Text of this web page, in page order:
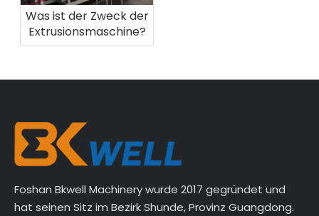
Was ist der Zweck der
Extrusionsmaschine?
Foshan Bkwell Machinery wurde 2017 gegründet und
hat seinen Sitz im Bezirk Shunde, Provinz Guangdong.